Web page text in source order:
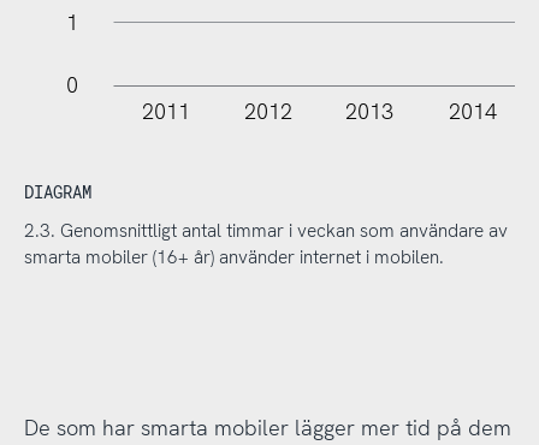
1
0
2011 2012 2013 2014
DIAGRAM
2.3. Genomsnittligt antal timmar i veckan som användare av
smarta mobiler (16+ år) använder internet i mobilen.
De som har smarta mobiler lägger mer tid på dem